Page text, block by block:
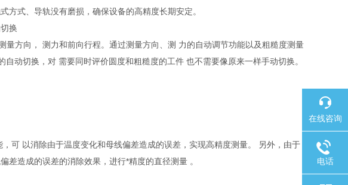
方式、导轨没有磨损，确保设备的高精度长期安定。
换
方向， 测力和前向行程。通过测量方向、测 力的自动调节功能以及粗糙度测量
动切换，对 需要同时评价圆度和粗糙度的工件 也不需要像原来一样手动切换。
可 以消除由于温度变化和母线偏差造成的误差，实现高精度测量。 另外，由于
差造成的误差的消除效果，进行*精度的直径测量 。
在线咨询
电话